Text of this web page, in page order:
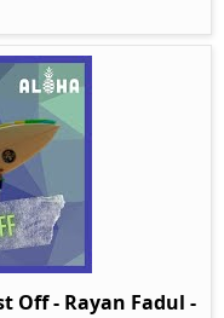
Off - Rayan Fadul -